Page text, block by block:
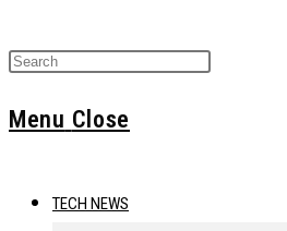
Menu Close
TECH NEWS